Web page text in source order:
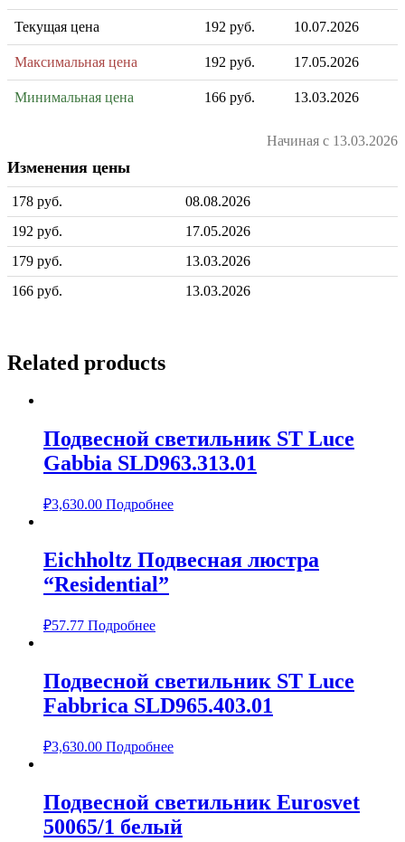
Текущая цена 192 руб. 10.07.2026
Максимальная цена 192 руб. 17.05.2026
Минимальная цена 166 руб. 13.03.2026
Начиная с 13.03.2026
Изменения цены
178 руб.
08.08.2026
192 руб.
17.05.2026
179 руб.
13.03.2026
166 руб.
13.03.2026
Related products
Подвесной светильник ST Luce
Gabbia SLD963.313.01
₽3,630.00 Подробнее
Eichholtz Подвесная люстра
“Residential”
₽57.77 Подробнее
Подвесной светильник ST Luce
Fabbrica SLD965.403.01
₽3,630.00 Подробнее
Подвесной светильник Eurosvet
50065/1 белый